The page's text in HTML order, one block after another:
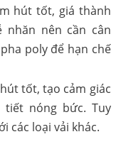
hút tốt, giá thành
nhăn nên cần cân
poly để hạn chế
tốt, tạo cảm giác
nóng bức. Tuy
các loại vải khác.